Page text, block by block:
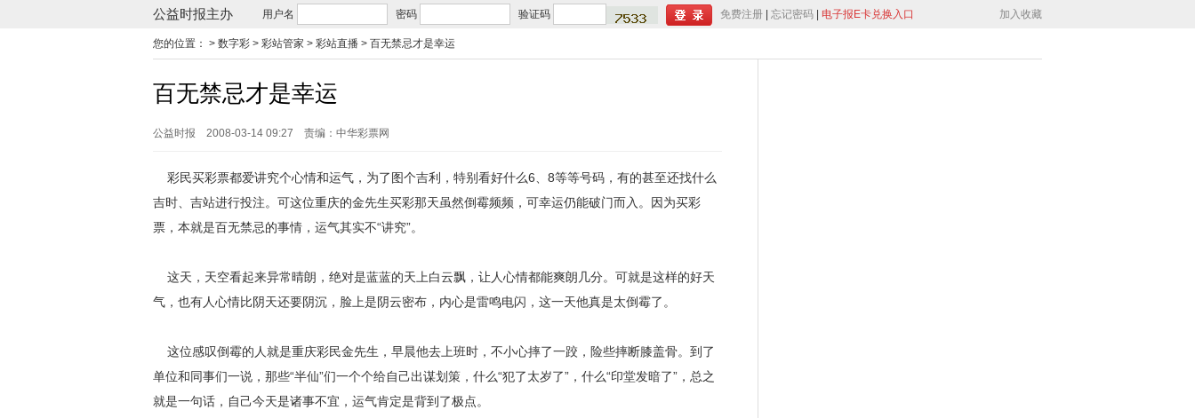
公益时报主办 用户名 密码 验证码 免费注册 忘记密码 电子报E卡兑换入口 加入收藏
您的位置： > 数字彩 > 彩站管家 > 彩站直播 > 百无禁忌才是幸运
百无禁忌才是幸运
公益时报 2008-03-14 09:27 责编：中华彩票网
彩民买彩票都爱讲究个心情和运气，为了图个吉利，特别看好什么6、8等等号码，有的甚至还找什么
吉时、吉站进行投注。可这位重庆的金先生买彩那天虽然倒霉频频，可幸运仍能破门而入。因为买彩
票，本就是百无禁忌的事情，运气其实不“讲究”。
这天，天空看起来异常晴朗，绝对是蓝蓝的天上白云飘，让人心情都能爽朗几分。可就是这样的好天
气，也有人心情比阴天还要阴沉，脸上是阴云密布，内心是雷鸣电闪，这一天他真是太倒霉了。
这位感叹倒霉的人就是重庆彩民金先生，早晨他去上班时，不小心摔了一跤，险些摔断膝盖骨。到了
单位和同事们一说，那些“半仙”们一个个给自己出谋划策，什么“犯了太岁了”，什么“印堂发暗了”，总之
就是一句话，自己今天是诸事不宜，运气肯定是背到了极点。